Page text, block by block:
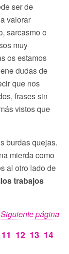
ser de
valorar
sarcasmo o
muy
os estamos
dudas de
que nos
frases sin
vistos que
burdas quejas.
mierda como
al otro lado de
trabajos
Siguiente página
11 12 13 14